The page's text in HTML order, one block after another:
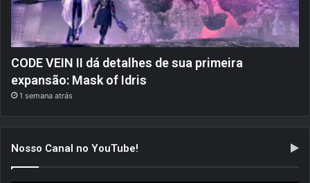
CODE VEIN II dá detalhes de sua primeira
expansão: Mask of Idris
1 semana atrás
Nosso Canal no YouTube!